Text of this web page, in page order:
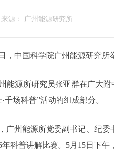
来源： 广州能源研究所
，中国科学院广州能源研究
能源所研究员张亚群在广大
场科普”活动的组成部分。
广州能源所党委副书记、纪
年科普讲解比赛。5月15日下